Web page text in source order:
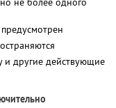
и другие действующие